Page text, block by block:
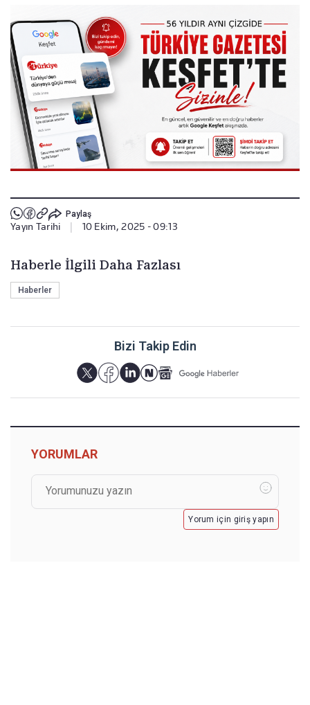
Paylaş
Yayın Tarihi 10 Ekim, 2025 - 09:13
Haberle İlgili Daha Fazlası
Haberler
Bizi Takip Edin
YORUMLAR
Yorum için giriş yapın